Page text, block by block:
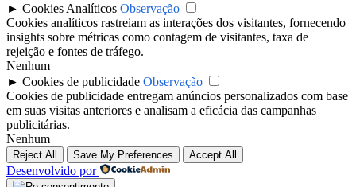
► Cookies Analíticos Observação
Cookies analíticos rastreiam as interações dos visitantes, fornecendo
insights sobre métricas como contagem de visitantes, taxa de
rejeição e fontes de tráfego.
Nenhum
► Cookies de publicidade Observação
Cookies de publicidade entregam anúncios personalizados com base
em suas visitas anteriores e analisam a eficácia das campanhas
publicitárias.
Nenhum
Reject All Save My Preferences Accept All
Desenvolvido por